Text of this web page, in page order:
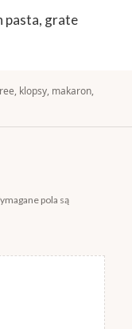
pasta, grate
, klopsy, makaron,
pola są